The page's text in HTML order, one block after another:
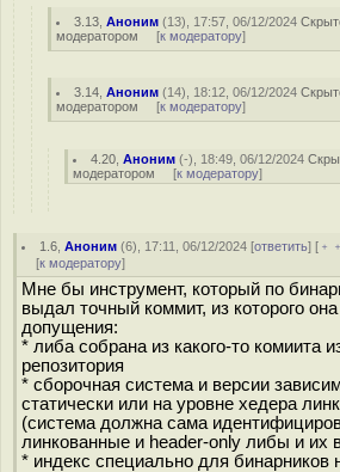
3.13 ,Аноним (13), 17:57, 06/12/2024
модератором [к модератору]
3.14 ,Аноним (14), 18:12, 06/12/2024
модератором [к модератору]
4.20 ,Аноним (-), 18:49, 06/12/2024
модератором [к модератору]
1.6 ,Аноним (6), 17:11, 06/12/2024 [ответить] [
[к модератору]
Мне бы инструмент, который по
выдал точный коммит, из которого
допущения:
* либа собрана из какого-то комиита
репозитория
* сборочная система и версии
статически или на уровне хедера
(система должна сама
линкованные и header-only либы и их
* индекс специально для бинарников